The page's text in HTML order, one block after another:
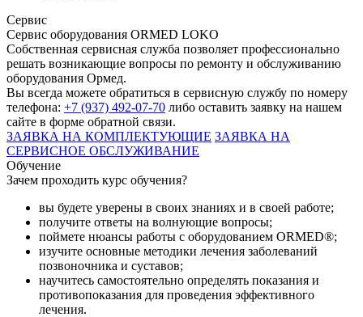
Сервис
Сервис оборудования ORMED LOKO
Собственная сервисная служба позволяет профессионально
решать возникающие вопросы по ремонту и обслуживанию
оборудования Ормед.
Вы всегда можете обратиться в сервисную службу по номеру
телефона: +7 (937) 492-07-70 либо оставить заявку на нашем
сайте в форме обратной связи.
ЗАЯВКА НА КОМПЛЕКТУЮЩИЕ ЗАЯВКА НА
СЕРВИСНОЕ ОБСЛУЖИВАНИЕ
Обучение
Зачем проходить курс обучения?
вы будете уверены в своих знаниях и в своей работе;
получите ответы на волнующие вопросы;
поймете нюансы работы с оборудованием ORMED®;
изучите основные методики лечения заболеваний
позвоночника и суставов;
научитесь самостоятельно определять показания и
противопоказания для проведения эффективного
лечения.